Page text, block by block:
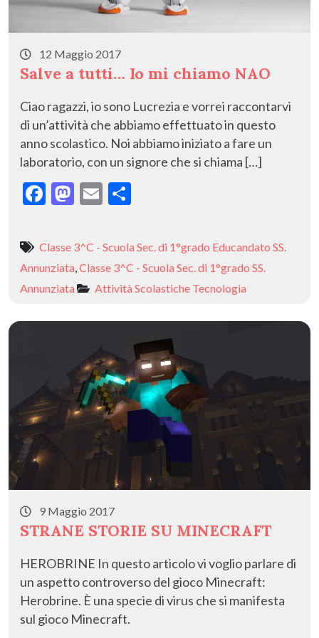
12 Maggio 2017
Salve a tutti… Io mi chiamo NAO
Ciao ragazzi, io sono Lucrezia e vorrei raccontarvi
di un’attività che abbiamo effettuato in questo
anno scolastico. Noi abbiamo iniziato a fare un
laboratorio, con un signore che si chiama […]
F
e
b
o
k
M
to
d
o
E
ai
l
n
di
vi
Classe 3^C - Scuola Sec. di 1°grado Educandato SS.
Annunziata,Classe 3^C - Scuola Sec. di 1°grado SS.
Annunziata
Attività Scolastiche Tecnologia
9 Maggio 2017
STRANE STORIE SU MINECRAFT
HEROBRINE In questo articolo vi voglio parlare di
un aspetto controverso del gioco Minecraft:
Herobrine. È una specie di virus che si manifesta
sul gioco Minecraft.